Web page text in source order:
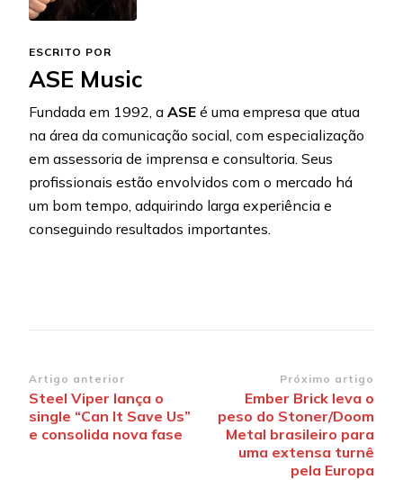
ESCRITO POR
ASE Music
Fundada em 1992, a ASE é uma empresa que atua
na área da comunicação social, com especialização
em assessoria de imprensa e consultoria. Seus
profissionais estão envolvidos com o mercado há
um bom tempo, adquirindo larga experiência e
conseguindo resultados importantes.
Navegação
de
post
Artigo anterior
Steel Viper lança o
single “Can It Save Us”
e consolida nova fase
Próximo artigo
Ember Brick leva o
peso do Stoner/Doom
Metal brasileiro para
uma extensa turnê
pela Europa